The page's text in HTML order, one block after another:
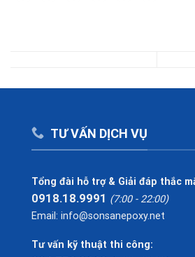
TƯ VẤN DỊCH VỤ
Tổng đài hỗ trợ & Giải đáp thắc
0918.18.9991 (7:00 - 22:00)
Email: info@sonsanepoxy.net
Tư vấn kỹ thuật thi công: